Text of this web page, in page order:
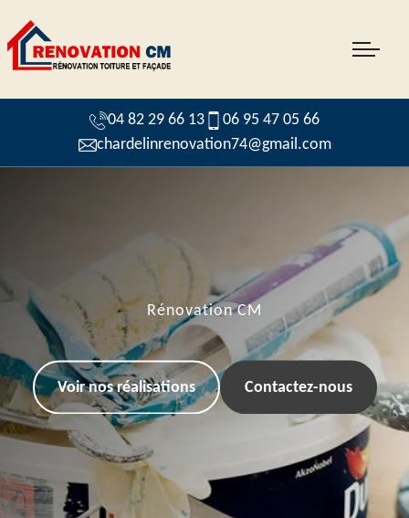
04 82 29 66 13
06 95 47 05 66
chardelinrenovation74@gmail.com
Rénovation CM
Voir nos réalisations Contactez-nous